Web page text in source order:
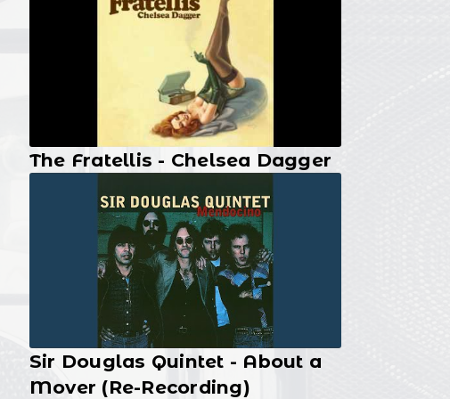
The Fratellis - Chelsea Dagger
Sir Douglas Quintet - About a
Mover (Re-Recording)